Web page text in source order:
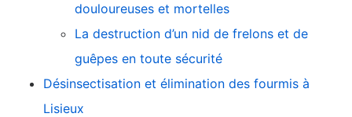
douloureuses et mortelles
La destruction d’un nid de frelons et de
guêpes en toute sécurité
Désinsectisation et élimination des fourmis à
Lisieux